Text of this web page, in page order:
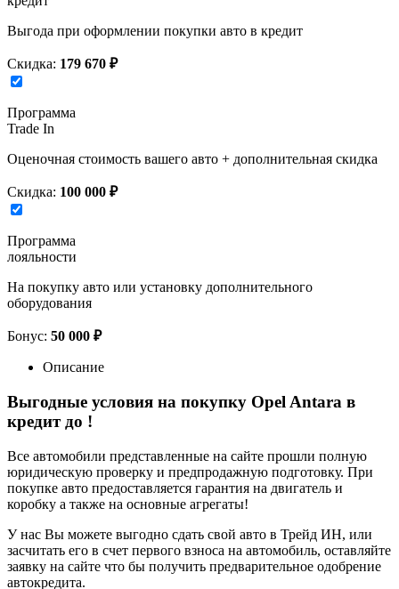
Выгода при оформлении покупки авто в кредит
Скидка: 179 670 ₽
Программа
Trade In
Оценочная стоимость вашего авто + дополнительная скидка
Скидка: 100 000 ₽
Программа
лояльности
На покупку авто или установку дополнительного
оборудования
Бонус: 50 000 ₽
Описание
Выгодные условия на покупку Opel Antara в
кредит до !
Все автомобили представленные на сайте прошли полную
юридическую проверку и предпродажную подготовку. При
покупке авто предоставляется гарантия на двигатель и
коробку а также на основные агрегаты!
У нас Вы можете выгодно сдать свой авто в Трейд ИН, или
засчитать его в счет первого взноса на автомобиль, оставляйте
заявку на сайте что бы получить предварительное одобрение
автокредита.